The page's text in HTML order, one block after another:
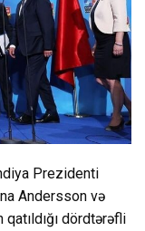
Prezidenti
Andersson və
dördtərəfli